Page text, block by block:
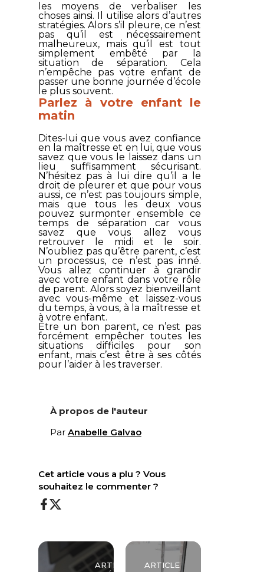
les moyens de verbaliser les
choses ainsi. Il utilise alors d’autres
stratégies. Alors s’il pleure, ce n’est
pas qu’il est nécessairement
malheureux, mais qu’il est tout
simplement embêté par la
situation de séparation. Cela
n’empêche pas votre enfant de
passer une bonne journée d’école
le plus souvent.
Parlez à votre enfant le
matin
Dites-lui que vous avez confiance
en la maîtresse et en lui, que vous
savez que vous le laissez dans un
lieu suffisamment sécurisant.
N’hésitez pas à lui dire qu’il a le
droit de pleurer et que pour vous
aussi, ce n’est pas toujours simple,
mais que tous les deux vous
pouvez surmonter ensemble ce
temps de séparation car vous
savez que vous allez vous
retrouver le midi et le soir.
N’oubliez pas qu’être parent, c’est
un processus, ce n’est pas inné.
Vous allez continuer à grandir
avec votre enfant dans votre rôle
de parent. Alors soyez bienveillant
avec vous-même et laissez-vous
du temps, à vous, à la maîtresse et
à votre enfant.
Être un bon parent, ce n’est pas
forcément empêcher toutes les
situations difficiles pour son
enfant, mais c’est être à ses côtés
pour l’aider à les traverser.
À propos de l'auteur
Par Anabelle Galvao
Cet article vous a plu ? Vous
souhaitez le commenter ?
ARTICLE
ARTICLE